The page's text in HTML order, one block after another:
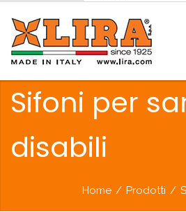
Sifoni per
disabili
Home / Prodotti /